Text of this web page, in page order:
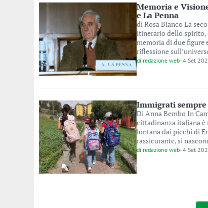
Memoria e
e La Penna
di Rosa Bianco La
itinerario dello spirito,
memoria di due figure
riflessione
di redazione web-4 Set
Immigrati sempre
Di Anna Bembo In
cittadinanza italiana è
lontana dai picchi di
rassicurante, si
di redazione web-4 Set